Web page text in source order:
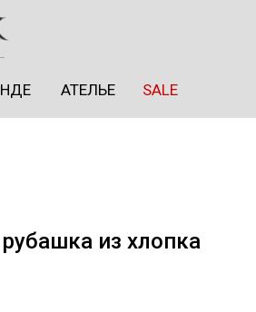
АТЕЛЬЕ SALE
из хлопка